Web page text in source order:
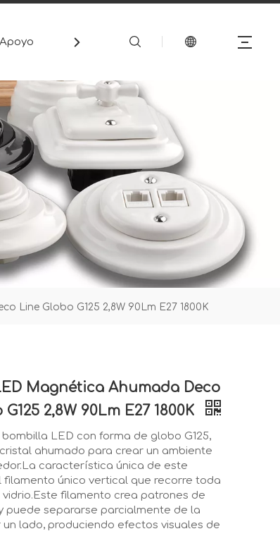
Apoyo Medios de comunicación
Line Globo G125 2,8W 90Lm E27 1800K
Magnética Ahumada Deco
2,8W 90Lm E27 1800K
bombilla LED con forma de globo G125,
ahumado para crear un ambiente
característica única de este
filamento único vertical que recorre toda
filamento crea patrones de
puede separarse parcialmente de la
lado, produciendo efectos visuales de